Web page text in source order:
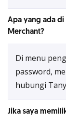
Apa yang ada
Merchant?
Di menu
password,
hubungi
Jika saya